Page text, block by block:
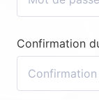
Confirmation